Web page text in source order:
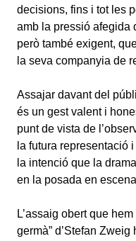
decisions, fins i tot les
amb la pressió afegida
però també exigent,
la seva companyia de
Assajar davant del
és un gest valent i
punt de vista de
la futura representació
la intenció que la
en la posada en
L’assaig obert que
germà” d’Stefan